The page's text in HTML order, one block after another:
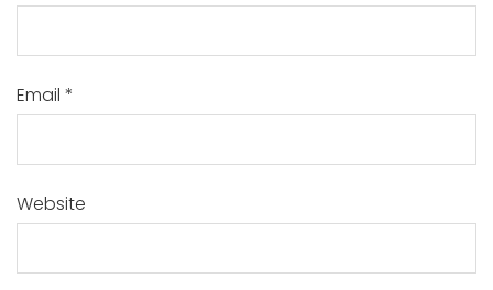
Email *
Website